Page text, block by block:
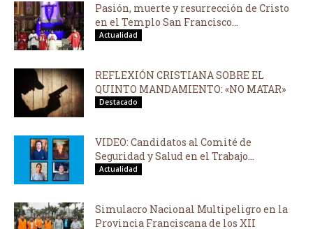
Pasión, muerte y resurrección de Cristo
en el Templo San Francisco...
Actualidad
REFLEXIÓN CRISTIANA SOBRE EL
QUINTO MANDAMIENTO: «NO MATAR»
Destacado
VIDEO: Candidatos al Comité de
Seguridad y Salud en el Trabajo...
Actualidad
Simulacro Nacional Multipeligro en la
Provincia Franciscana de los XII